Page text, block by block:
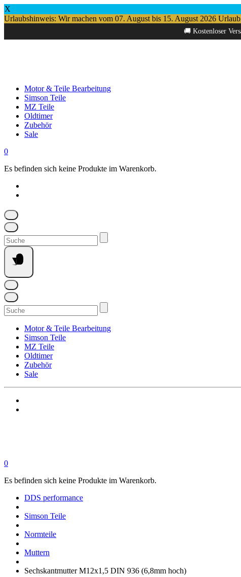
X
Urlaubshinweis: Wir machen vom 07. August bis 15. August 2026
🚚 Kostenloser
Motor & Teile Bearbeitung
Simson Teile
MZ Teile
Oldtimer
Zubehör
Sale
0
Es befinden sich keine Produkte im Warenkorb.
Suchen
nach:
Suchen
nach:
Motor & Teile Bearbeitung
Simson Teile
MZ Teile
Oldtimer
Zubehör
Sale
0
Es befinden sich keine Produkte im Warenkorb.
DDS performance
Simson Teile
Normteile
Muttern
Sechskantmutter M12x1,5 DIN 936 (6,8mm hoch)